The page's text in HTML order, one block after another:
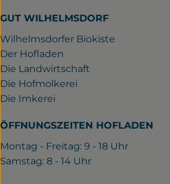
GUT WILHELMSDORF
Wilhelmsdorfer Biokiste
Der Hofladen
Die Landwirtschaft
Die Hofmolkerei
Die Imkerei
ÖFFNUNGSZEITEN HOFLADEN
Montag - Freitag: 9 - 18 Uhr
Samstag: 8 - 14 Uhr